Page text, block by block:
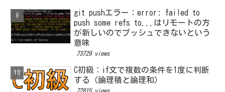
git pushエラー：error: failed to
push some refs to...はリモートの方
が新しいのでプッシュできないという
意味
73729 views
C初級：if文で複数の条件を1度に判断
する（論理積と論理和）